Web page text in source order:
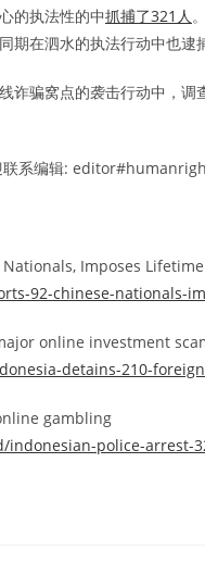
的执法性的中抓捕了321人
在泗水的执法行动中也逮
诈骗窝点的袭击行动中，
联系编辑:
Nationals, Imposes
92-chinese-nationals-
online investment
detains-210-
gambling
police-arrest-